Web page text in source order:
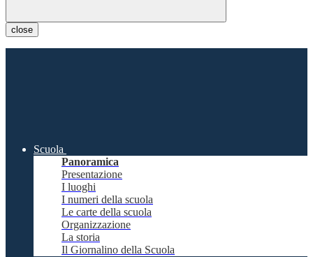
close
Scuola
Panoramica
Presentazione
I luoghi
I numeri della scuola
Le carte della scuola
Organizzazione
La storia
Il Giornalino della Scuola